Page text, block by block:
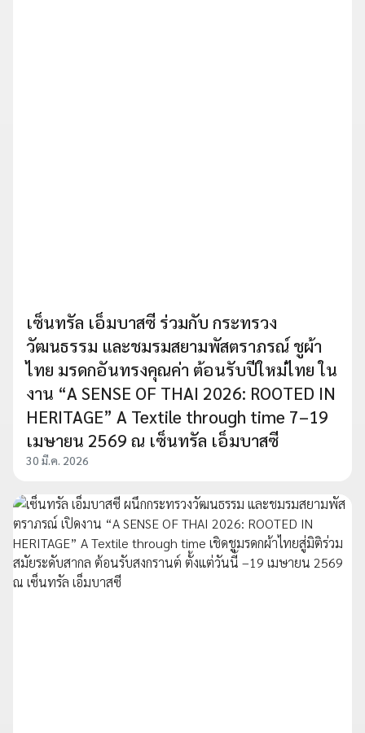
เซ็นทรัล เอ็มบาสซี ร่วมกับ กระทรวง
วัฒนธรรม และชมรมสยามพัสตราภรณ์ ชูผ้า
ไทย มรดกอันทรงคุณค่า ต้อนรับปีใหม่ไทย ใน
งาน “A SENSE OF THAI 2026: ROOTED IN
HERITAGE” A Textile through time 7–19
เมษายน 2569 ณ เซ็นทรัล เอ็มบาสซี
30 มี.ค. 2026